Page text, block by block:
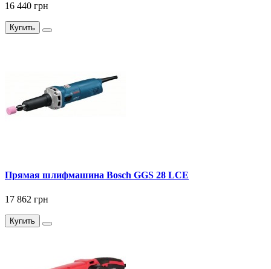
16 440 грн
Купить
Прямая шлифмашина Bosch GGS 28 LCE
17 862 грн
Купить